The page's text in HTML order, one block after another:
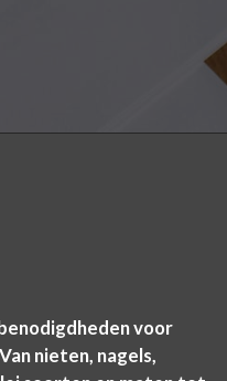
voor
nieten, nagels,